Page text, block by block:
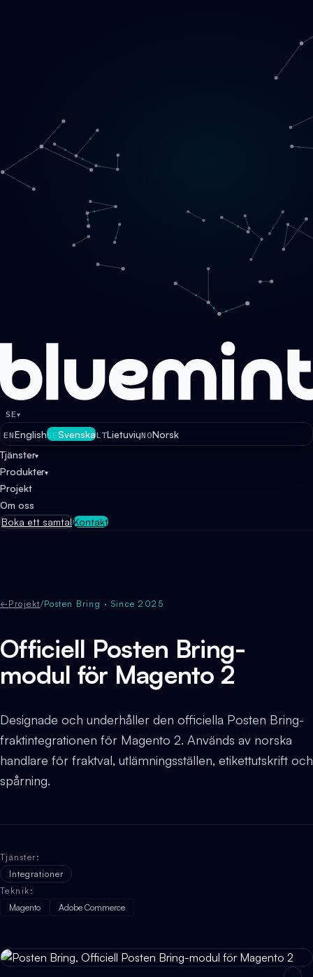
Tjänster
Produkter
SE▾
ENEnglishSESvenskaLTLietuviųNONorsk
Tjänster▾
Produkter▾
Projekt
Om oss
Boka ett samtalKontakt
←Projekt/Posten Bring · Since 2025
Officiell Posten Bring-
modul för Magento 2
Designade och underhåller den officiella Posten Bring-
fraktintegrationen för Magento 2. Används av norska
handlare för fraktval, utlämningsställen, etikettutskrift och
spårning.
Tjänster :
Integrationer
Teknik :
Magento
Adobe Commerce